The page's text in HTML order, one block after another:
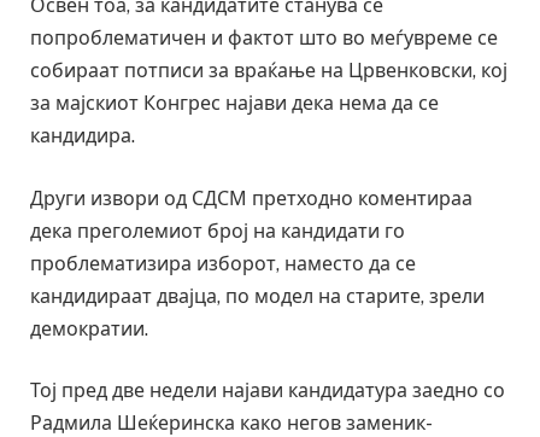
Освен тоа, за кандидатите станува се
попроблематичен и фактот што во меѓувреме се
собираат потписи за враќање на Црвенковски, кој
за мајскиот Конгрес најави дека нема да се
кандидира.
Други извори од СДСМ претходно коментираа
дека преголемиот број на кандидати го
проблематизира изборот, наместо да се
кандидираат двајца, по модел на старите, зрели
демократии.
Тој пред две недели најави кандидатура заедно со
Радмила Шеќеринска како негов заменик-